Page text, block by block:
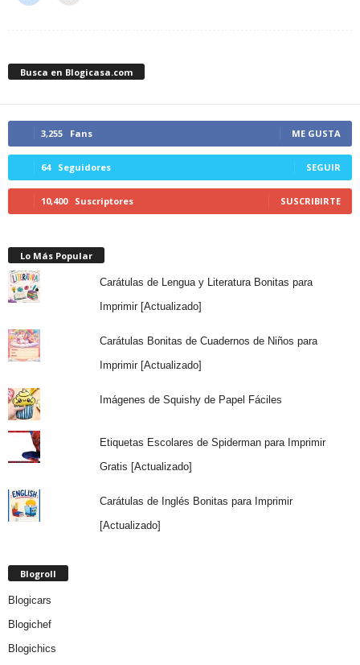
Busca en Blogicasa.com
3,255 Fans ME GUSTA
64 Seguidores SEGUIR
10,400 Suscriptores SUSCRIBIRTE
Lo Más Popular
Carátulas de Lengua y Literatura Bonitas para
Imprimir [Actualizado]
Carátulas Bonitas de Cuadernos de Niños para
Imprimir [Actualizado]
Imágenes de Squishy de Papel Fáciles
Etiquetas Escolares de Spiderman para Imprimir
Gratis [Actualizado]
Carátulas de Inglés Bonitas para Imprimir
[Actualizado]
Blogroll
Blogicars
Blogichef
Blogichics